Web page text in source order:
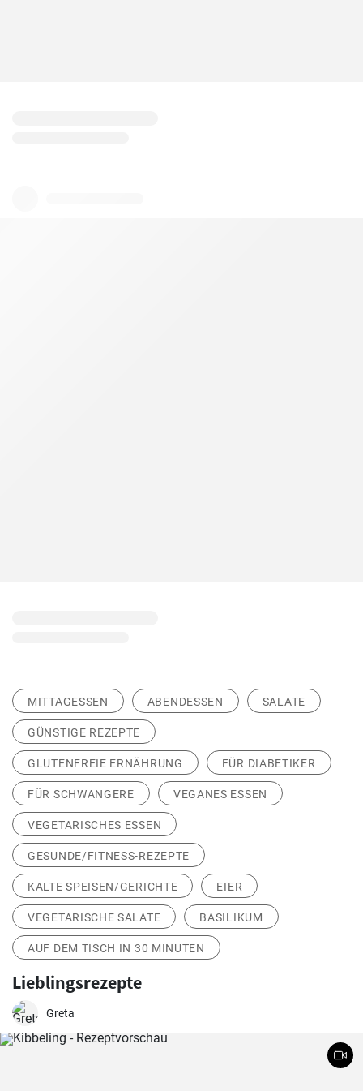
MITTAGESSEN ABENDESSEN SALATE
GÜNSTIGE REZEPTE
GLUTENFREIE ERNÄHRUNG FÜR DIABETIKER
FÜR SCHWANGERE VEGANES ESSEN
VEGETARISCHES ESSEN
GESUNDE/FITNESS-REZEPTE
KALTE SPEISEN/GERICHTE EIER
VEGETARISCHE SALATE BASILIKUM
AUF DEM TISCH IN 30 MINUTEN
Lieblingsrezepte
Greta